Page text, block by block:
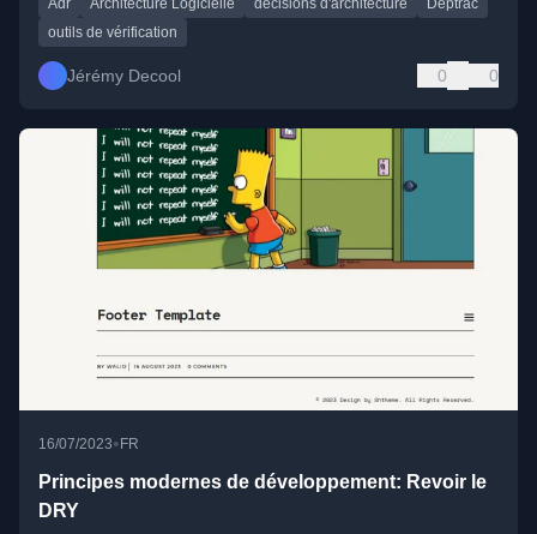
Adr Architecture Logicielle décisions d'architecture
Deptrac
outils de vérification
Jérémy Decool 0 0
16/07/2023•FR
Principes modernes de développement: Revoir le
DRY